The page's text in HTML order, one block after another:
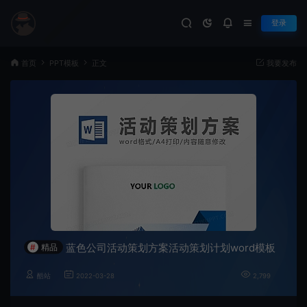
登录
首页 PPT模板 正文 我要发布
# 精品 蓝色公司活动策划方案活动策划计划word模板
酷站 2022-03-28 2,799